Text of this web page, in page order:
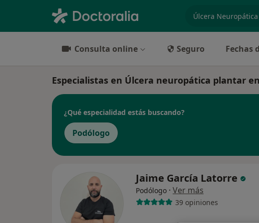
especialidad,
Consulta online Seguro Fechas
Especialistas en Úlcera neuropática plantar
¿Qué especialidad estás buscando?
Podólogo
Jaime García Latorre
Podólogo · Ver más
39 opiniones